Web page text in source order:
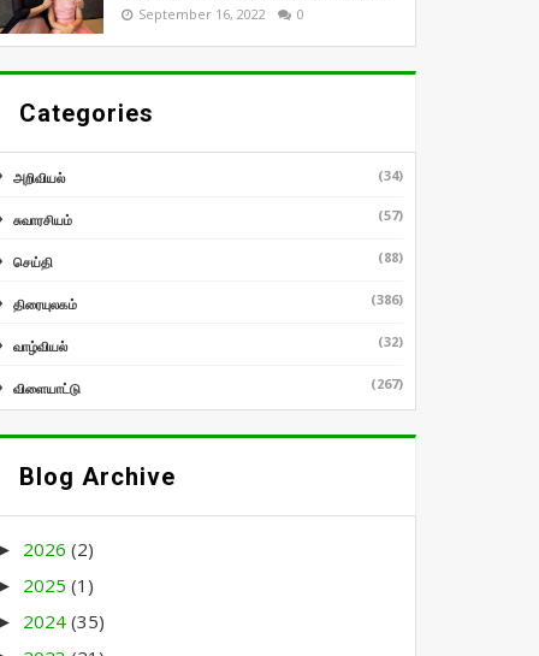
September 16, 2022 0
Categories
அறிவியல் (34)
சுவாரசியம் (57)
செய்தி (88)
திரையுலகம் (386)
வாழ்வியல் (32)
விளையாட்டு (267)
Blog Archive
► 2026(2)
► 2025(1)
► 2024(35)